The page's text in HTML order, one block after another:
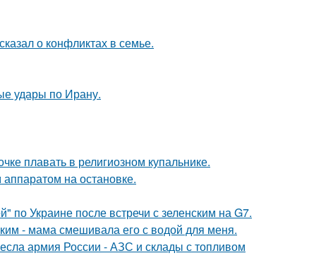
о конфликтах в семье.
удары по Ирану.
плавать в религиозном купальнике.
на остановке.
по Украине после встречи с зеленским на G7.
- мама смешивала его с водой для меня.
армия России - АЗС и склады с топливом